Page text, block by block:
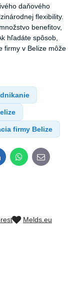
daňového
flexibility.
benefitov,
hľadáte spôsob,
firmy v Belize môže
firmy Belize
WhatsApp
E-
mail
Melds.eu